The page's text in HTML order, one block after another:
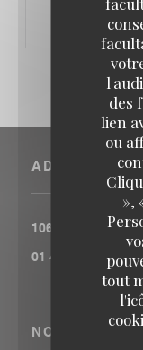
des
lien
ou
»,
tout
ADRESSE
106 RUE DE LA
01 43 57 33 78
NOUS SUIVRE